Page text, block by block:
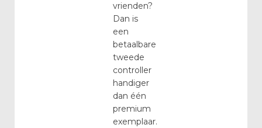
vrienden?
Dan is
een
betaalbare
tweede
controller
handiger
dan één
premium
exemplaar.